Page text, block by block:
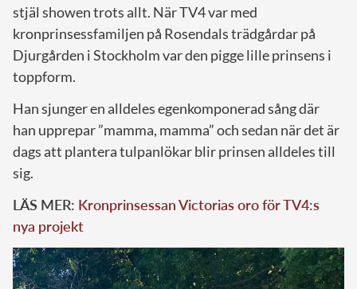
stjäl showen trots allt. När TV4 var med
kronprinsessfamiljen på Rosendals trädgårdar på
Djurgården i Stockholm var den pigge lille prinsens i
toppform.
Han sjunger en alldeles egenkomponerad sång där
han upprepar ”mamma, mamma” och sedan när det är
dags att plantera tulpanlökar blir prinsen alldeles till
sig.
LÄS MER: Kronprinsessan Victorias oro för TV4:s
nya projekt